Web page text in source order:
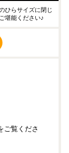
ひらサイズに閉じ
堪能ください♪
ご覧くださ